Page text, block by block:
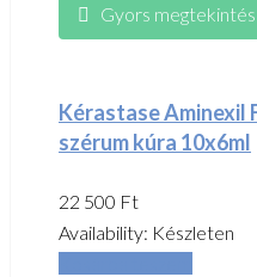
Gyors megtekintés
Kérastase Aminexil
szérum kúra 10x6ml
22 500 Ft
Availability: Készleten